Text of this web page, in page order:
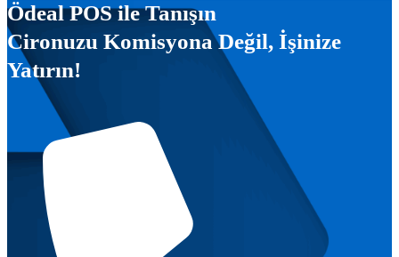
Ödeal POS ile Tanışın
Cironuzu Komisyona Değil, İşinize
Yatırın!